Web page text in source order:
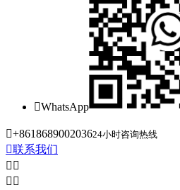
WhatsApp
+861868900203624小时咨询热线
联系我们
 
 